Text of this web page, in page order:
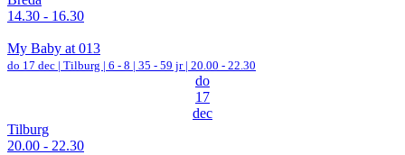
14.30 - 16.30
My Baby at 013
do 17 dec | Tilburg | 6 - 8 | 35 - 59 jr | 20.00 - 22.30
do
17
dec
Tilburg
20.00 - 22.30